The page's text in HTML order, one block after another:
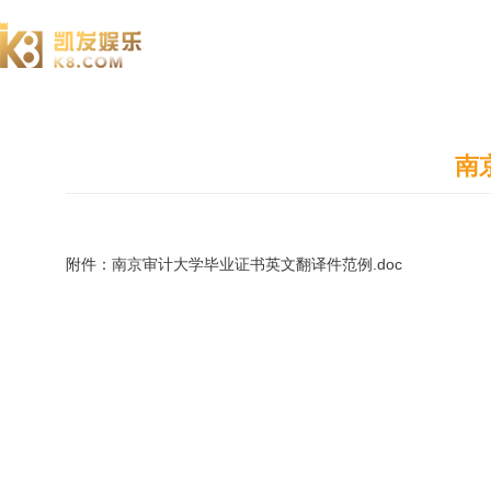
南
附件： 南京审计大学毕业证书英文翻译件范例.doc